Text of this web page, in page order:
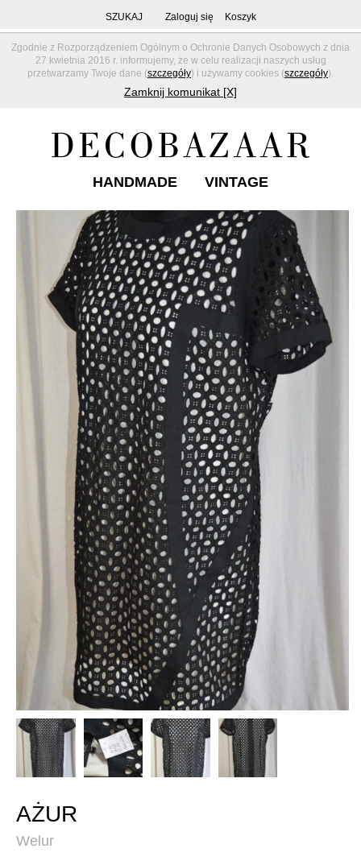
Zgodnie z Rozporządzeniem Ogólnym o Ochronie Danych Osobowych z dnia
27 kwietnia 2016 r. informujemy, że w celu realizacji naszych usług
przetwarzamy Twoje dane (szczegóły) i używamy cookies (szczegóły).
Zamknij komunikat [X]
SZUKAJ Zaloguj się Koszyk
HANDMADE VINTAGE
AŻUR
Welur